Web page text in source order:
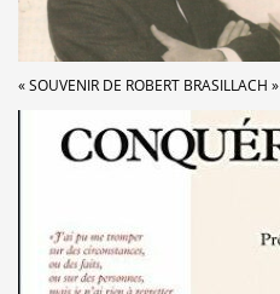
« SOUVENIR DE ROBERT BRASILLACH »